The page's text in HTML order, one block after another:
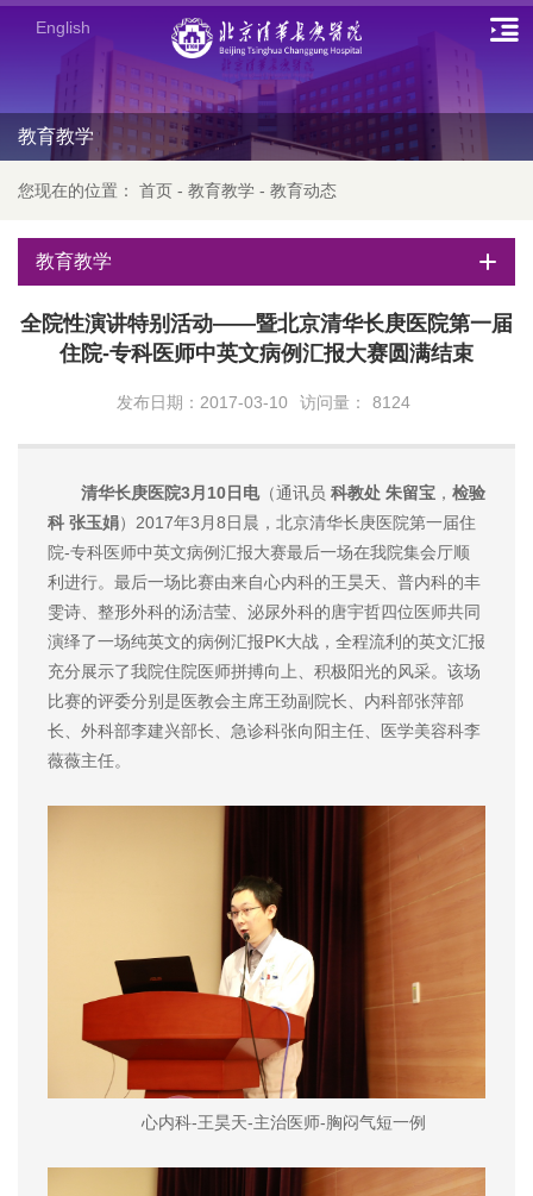
English
教育教学
您现在的位置： 首页 - 教育教学 - 教育动态
教育教学
全院性演讲特别活动——暨北京清华长庚医院第一届
住院-专科医师中英文病例汇报大赛圆满结束
发布日期：2017-03-10 访问量： 8124
清华长庚医院3月10日电（通讯员 科教处 朱留宝 ， 检验
科 张玉娟）2017年3月8日晨，北京清华长庚医院第一届住
院-专科医师中英文病例汇报大赛最后一场在我院集会厅顺
利进行。最后一场比赛由来自心内科的王昊天、普内科的丰
雯诗、整形外科的汤洁莹、泌尿外科的唐宇哲四位医师共同
演绎了一场纯英文的病例汇报PK大战，全程流利的英文汇报
充分展示了我院住院医师拼搏向上、积极阳光的风采。该场
比赛的评委分别是医教会主席王劲副院长、内科部张萍部
长、外科部李建兴部长、急诊科张向阳主任、医学美容科李
薇薇主任。
心内科-王昊天-主治医师-胸闷气短一例